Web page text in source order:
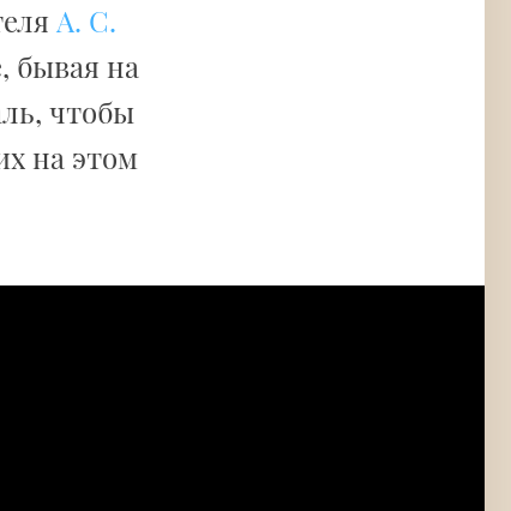
А. С.
бывая на
чтобы
на этом